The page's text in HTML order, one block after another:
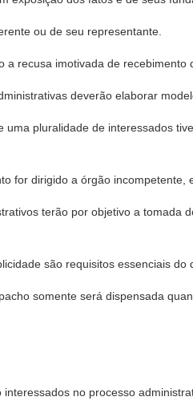
ou de seu representante.
a recusa imotivada de
deverão elaborar
uma pluralidade de interessados
for dirigido a órgão
terão por objetivo a tomada
são requisitos essenciais do
somente será dispensada
no processo